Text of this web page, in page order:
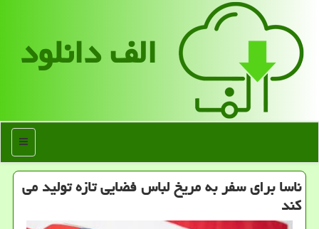
الف دانلود
منو
ناسا برای سفر به مریخ لباس فضایی تازه تولید می
كند